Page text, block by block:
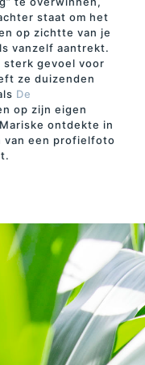
staat om het
op zichtte van je
vanzelf aantrekt.
sterk gevoel voor
ze duizenden
De
op zijn eigen
ontdekte in
van een profielfoto